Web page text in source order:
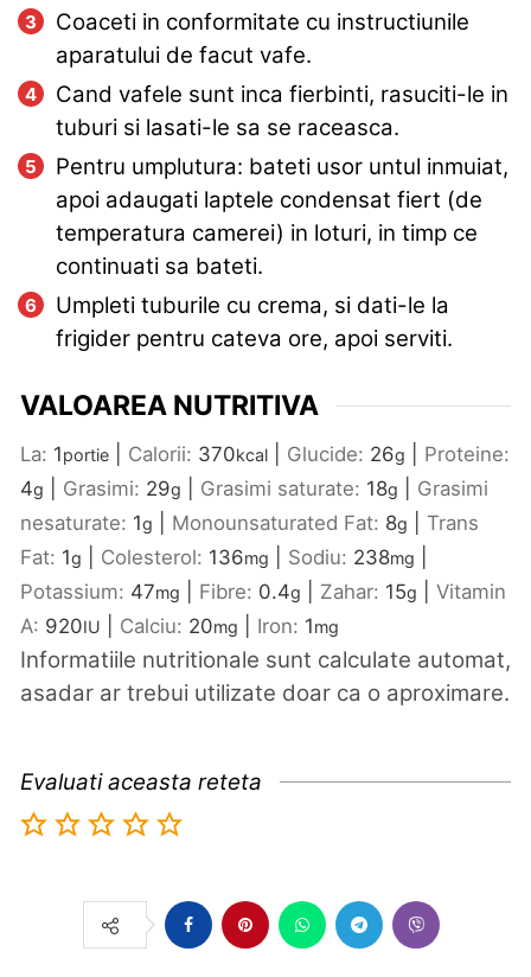
Coaceti in conformitate cu instructiunile
aparatului de facut vafe.
Cand vafele sunt inca fierbinti, rasuciti-le in
tuburi si lasati-le sa se raceasca.
Pentru umplutura: bateti usor untul inmuiat,
apoi adaugati laptele condensat fiert (de
temperatura camerei) in loturi, in timp ce
continuati sa bateti.
Umpleti tuburile cu crema, si dati-le la
frigider pentru cateva ore, apoi serviti.
VALOAREA NUTRITIVA
La: 1portie Calorii: 370kcal Glucide: 26g
Proteine:
4g Grasimi: 29g Grasimi saturate: 18g
Grasimi
nesaturate: 1g Monounsaturated Fat: 8g
Trans
Fat: 1g Colesterol: 136mg Sodiu: 238mg
Potassium: 47mg Fibre: 0.4g Zahar: 15g
Vitamin
A: 920IU Calciu: 20mg Iron: 1mg
Informatiile nutritionale sunt calculate automat,
asadar ar trebui utilizate doar ca o aproximare.
Evaluati aceasta reteta